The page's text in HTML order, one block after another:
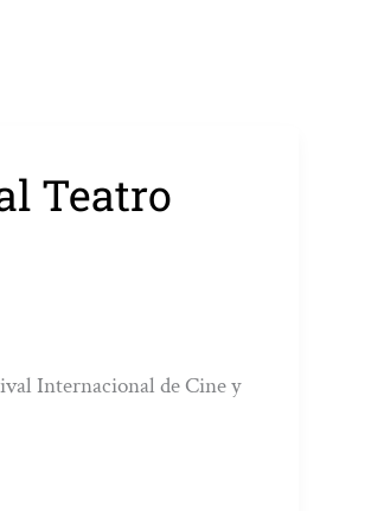
Teatro
Internacional de Cine y